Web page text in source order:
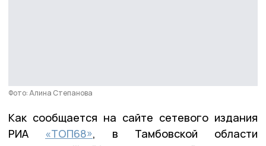
Фото: Алина Степанова
Как сообщается на сайте сетевого издания
РИА «ТОП68», в Тамбовской области